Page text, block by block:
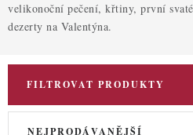
PRO OSLAVY
velikonoční pečení, křtiny, první
dezerty na Valentýna.
FILTROVAT PRODUKTY
V
Ř NEJPRODÁVANĚJŠÍ